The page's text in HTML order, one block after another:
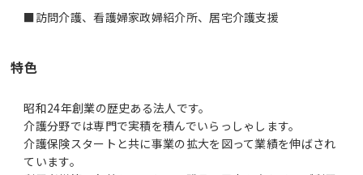
■訪問介護、看護婦家政婦紹介所、居宅介護支援
特色
昭和24年創業の歴史ある法人です。
介護分野では専門で実積を積んでいらっしゃします。
介護保険スタートと共に事業の拡大を図って業績を伸ばされ
ています。